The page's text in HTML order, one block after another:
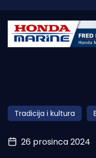
Početna
Obala
Otoci
Turizam i nautika
Tradicija i kultura
26 prosinca 2024